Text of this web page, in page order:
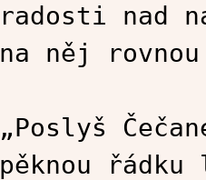
radosti nad
na něj
„Poslyš
pěknou